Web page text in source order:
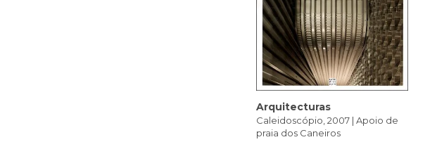
Arquitecturas
Caleidoscópio, 2007 | Apoio de
praia dos Caneiros